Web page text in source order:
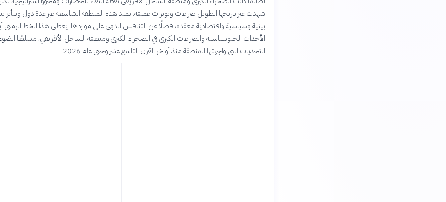
شهدت عبر تاريخها الطويل صراعات وتوترات عميقة. تمتد هذه المنطقة الشاسعة عبر عدة دول وتتأثر
بيئية وسياسية واقتصادية معقدة، فضلًا عن التنافس الدولي على مواردها. يغطي هذا الخط الزمني
الأحداث الجيوسياسية والصراعات الكبرى في الصحراء الكبرى ومنطقة الساحل الأفريقي، مسلطًا
التحديات التي واجهتها المنطقة منذ أواخر القرن التاسع عشر وحتى عام 2026.